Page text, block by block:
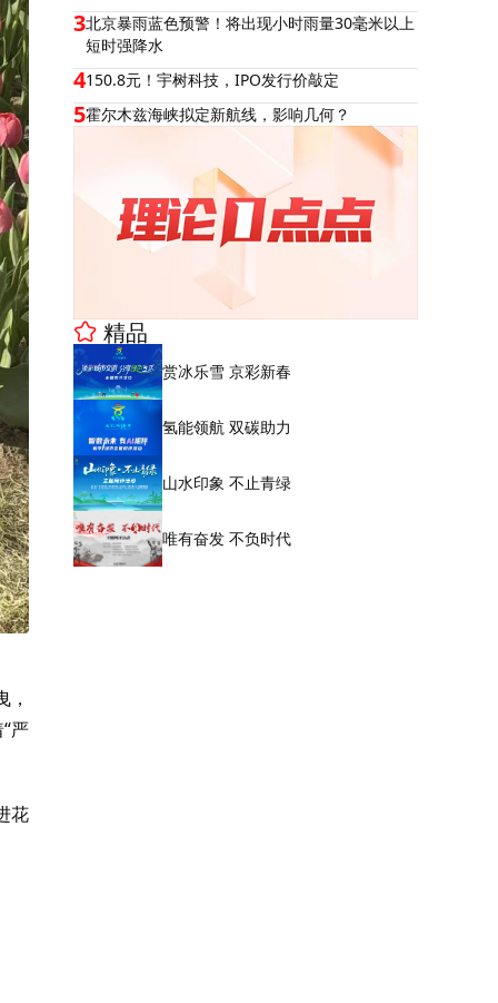
严
花
3北京暴雨蓝色预警！将出现小时雨量30毫米以上
短时强降水
4150.8元！宇树科技，IPO发行价敲定
5霍尔木兹海峡拟定新航线，影响几何？
精品
赏冰乐雪 京彩新春
氢能领航 双碳助力
山水印象 不止青绿
唯有奋发 不负时代